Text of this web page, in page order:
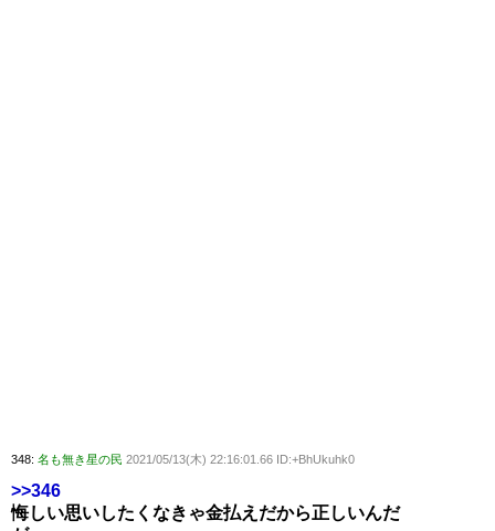
348: 名も無き星の民 2021/05/13(木) 22:16:01.66 ID:+BhUkuhk0
>>346
悔しい思いしたくなきゃ金払えだから正しいんだ